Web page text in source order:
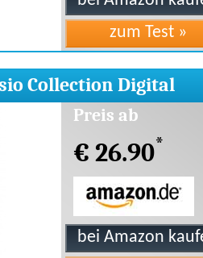
Collection Digital
Preis ab
€ 26.90*